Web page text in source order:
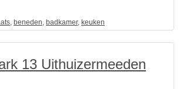
, beneden, badkamer, keuken
13 Uithuizermeeden